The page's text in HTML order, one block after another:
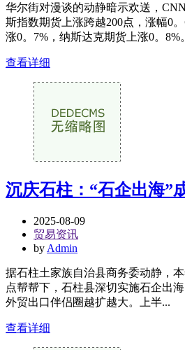
华尔街对漫谈的动静暗示欢送，
斯指数期货上涨跨越200点，涨幅0
涨0。7%，纳斯达克期货上涨0。8%
查看详细
沉庆石柱：“石企出海”
2025-08-09
贸易资讯
by Admin
据石柱土家族自治县商务委动静，
点帮帮下，石柱县深切实施石企出
外贸出口伴侣圈越扩越大。上半...
查看详细